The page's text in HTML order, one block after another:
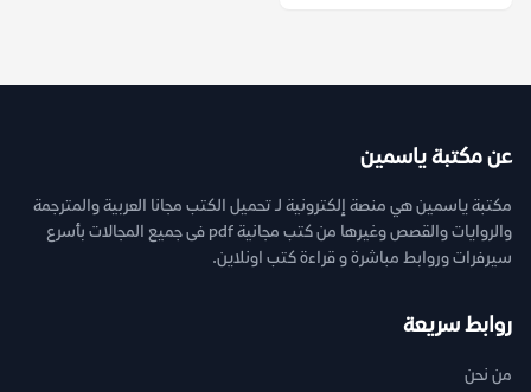
عن مكتبة ياسمين
مكتبة ياسمين هي منصة إلكترونية لـ تحميل الكتب مجانا العربية والمترجمة
والروايات والقصص وغيرها من كتب مجانية pdf فى جميع المجالات بأسرع
سيرفرات وروابط مباشرة و قراءة كتب اونلاين.
روابط سريعة
من نحن